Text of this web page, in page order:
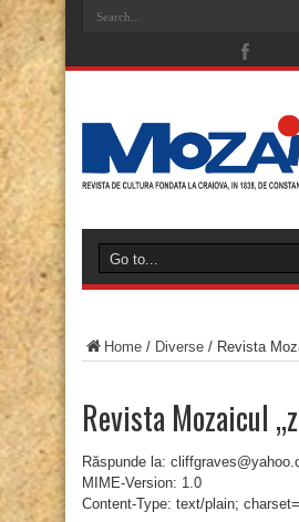
Home / Diverse / Revista
Revista Mozaicul
Răspunde la:
MIME-Version: 1.0
Content-Type: text/plain;